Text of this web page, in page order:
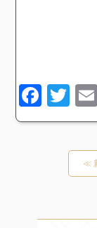
≪